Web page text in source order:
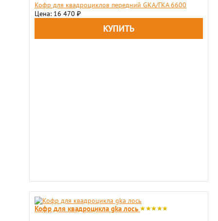
Кофр для квадроциклов передний GKA/ГКА 6600
Цена: 16 470 ₽
Кофр для квадроцикла gka лось